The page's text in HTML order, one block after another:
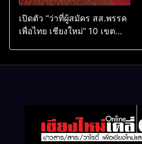
เปิดตัว “ว่าที่ผู้สมัคร สส.พรรค
เพื่อไทย เชียงใหม่” 10 เขต